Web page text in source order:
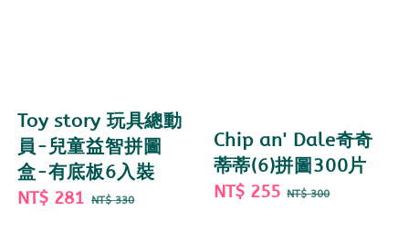
Toy story 玩具總動
員-兒童益智拼圖
盒-有底板6入裝
Sale
NT$ 281 Regular
NT$ 330
Chip an' Dale奇奇
蒂蒂(6)拼圖300片
Sale
NT$ 255 Regular
NT$ 300